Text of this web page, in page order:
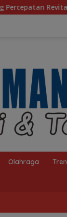
Banjarbakula
Olahraga